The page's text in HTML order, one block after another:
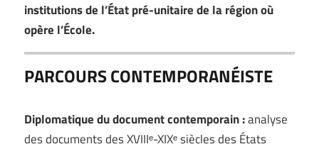
institutions de l’État pré-unitaire de la région où
opère l’École.
PARCOURS CONTEMPORANÉISTE
Diplomatique du document contemporain :analyse
des documents des XVIIIᵉ-XIXᵉ siècles des États